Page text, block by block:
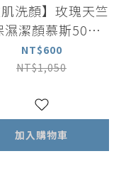
肌洗顏】玫瑰天竺
濕潔顏慕斯50ml
x 3入
NT$600
NT$1,050
加入購物車